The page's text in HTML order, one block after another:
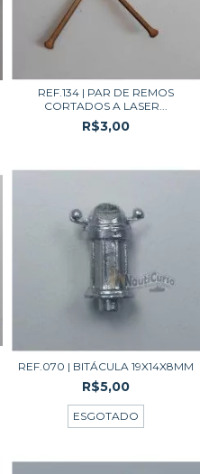
REF.134 | PAR DE REMOS
CORTADOS A LASER...
R$3,00
REF.070 | BITÁCULA 19X14X8MM
R$5,00
ESGOTADO